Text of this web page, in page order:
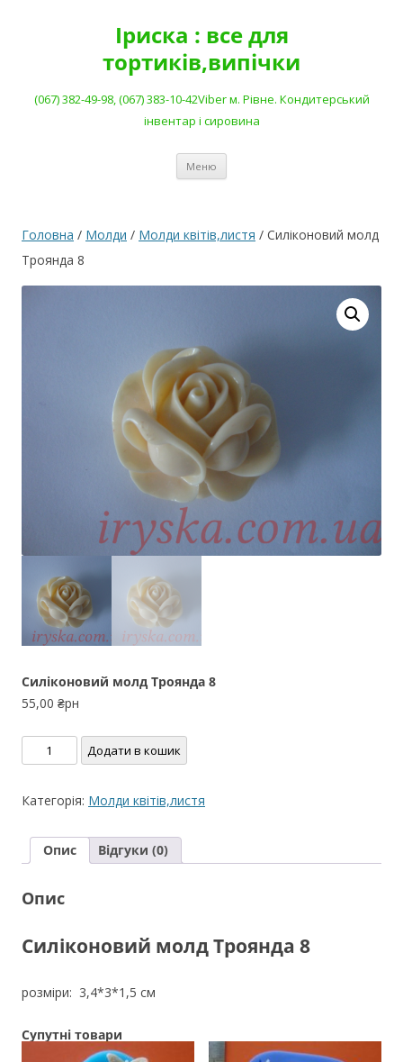
Іриска : все для
тортиків,випічки
(067) 382-49-98, (067) 383-10-42Viber м. Рівне. Кондитерський
інвентар і сировина
Меню
Головна / Молди / Молди квітів,листя / Силіконовий молд
Троянда 8
Силіконовий молд Троянда 8
55,00 ₴рн
Силіконовий
молд
8
Додати в кошик
Категорія: Молди квітів,листя
Опис Відгуки (0)
Опис
Силіконовий молд Троянда 8
розміри: 3,4*3*1,5 см
Супутні товари